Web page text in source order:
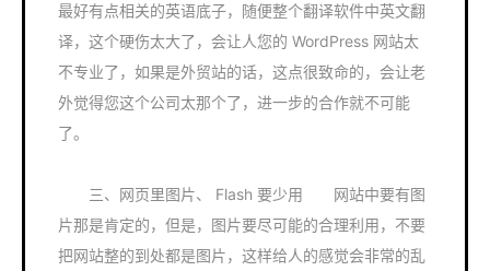
最好有点相关的英语底子，随便整个翻译软件中英文翻
译，这个硬伤太大了，会让人您的 WordPress 网站太
不专业了，如果是外贸站的话，这点很致命的，会让老
外觉得您这个公司太那个了，进一步的合作就不可能
了。
三、网页里图片、 Flash 要少用 网站中要有图
片那是肯定的，但是，图片要尽可能的合理利用，不要
把网站整的到处都是图片，这样给人的感觉会非常的乱